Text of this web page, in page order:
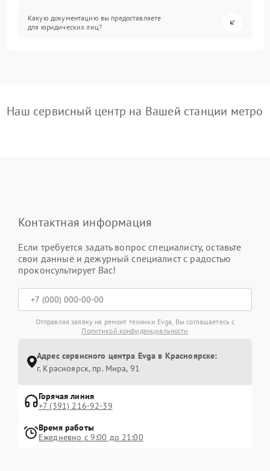
Какую документацию вы предоставляете
для юридических лиц?
Наш сервисный центр на Вашей станции метро
Контактная информация
Если требуется задать вопрос специалисту, оставьте
свои данные и дежурный специалист с радостью
проконсультирует Вас!
Отправляя заявку на ремонт техники Evga, Вы соглашаетесь с
Политикой конфиденциальности
Адрес сервисного центра Evga в Красноярске:
г. Красноярск, ​пр. Мира, 91
Горячая линия
+7 (391) 216-92-39
Время работы
Ежедневно с 9:00 до 21:00